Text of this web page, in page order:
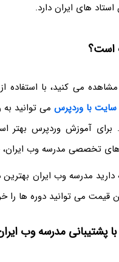
های ایران دارد.
است؟
می کنید، با
با وردپرسمی توانید به
آموزش وردپرس بهتر
تخصصی مدرسه وب ایران،
دارید مدرسه وب ایران
قیمت می توانید دوره ها را
پشتیبانی مدرسه وب